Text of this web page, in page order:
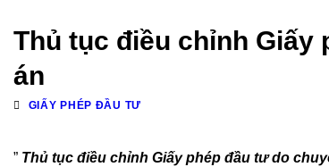
Thủ tục điều chỉnh
án
GIẤY PHÉP ĐẦU TƯ
” Thủ tục điều chỉnh Giấy phép đầu tư do